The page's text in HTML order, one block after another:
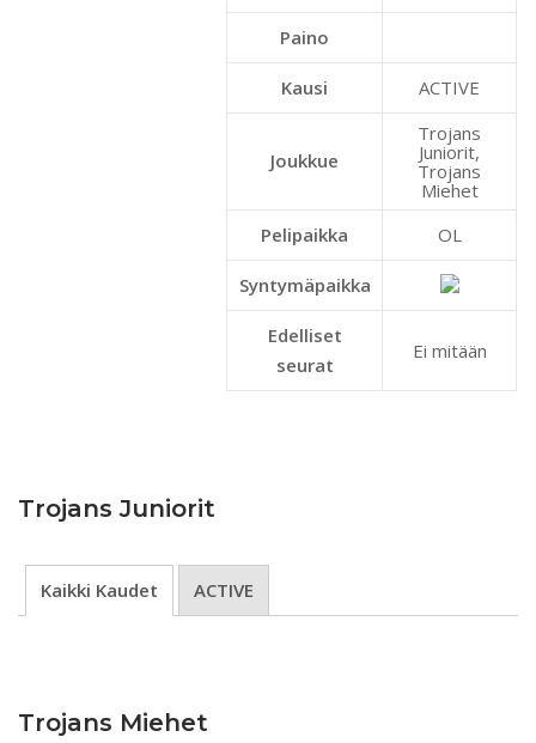
Paino
Kausi ACTIVE
Joukkue
Trojans
Juniorit,
Trojans
Miehet
Pelipaikka
OL
Syntymäpaikka
Edelliset
seurat
Ei mitään
Trojans Juniorit
Kaikki Kaudet ACTIVE
Trojans Miehet